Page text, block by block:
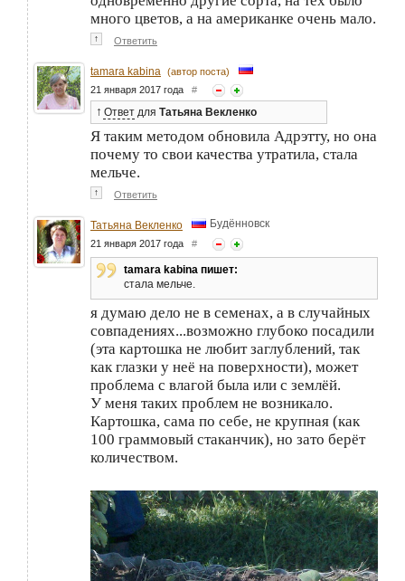
много цветов, а на американке очень мало.
↑ Ответить
tamara kabina (автор поста)
21 января 2017 года #
↑ Ответ для Татьяна Векленко
Я таким методом обновила Адрэтту, но она
почему то свои качества утратила, стала
мельче.
↑ Ответить
Татьяна Векленко Будённовск
21 января 2017 года #
tamara kabina пишет:
стала мельче.
я думаю дело не в семенах, а в случайных
совпадениях...возможно глубоко посадили
(эта картошка не любит заглублений, так
как глазки у неё на поверхности), может
проблема с влагой была или с землёй.
У меня таких проблем не возникало.
Картошка, сама по себе, не крупная (как
100 граммовый стаканчик), но зато берёт
количеством.